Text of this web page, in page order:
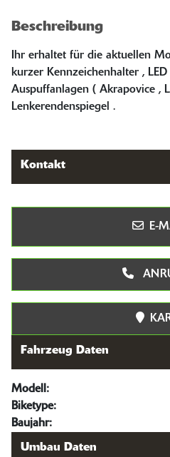
Beschreibung
Ihr erhaltet für die aktuellen
kurzer Kennzeichenhalter ,
Auspuffanlagen ( Akrapovice ,
Lenkerendenspiegel .
Kontakt
E-
Fahrzeug Daten
Modell:
Biketype:
Baujahr:
Umbau Daten